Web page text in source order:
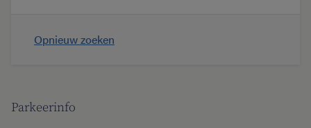
Parkeerinfo
Opnieuw zoeken